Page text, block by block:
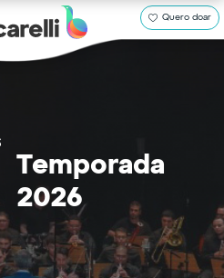
Quero doar
Temporada
2026